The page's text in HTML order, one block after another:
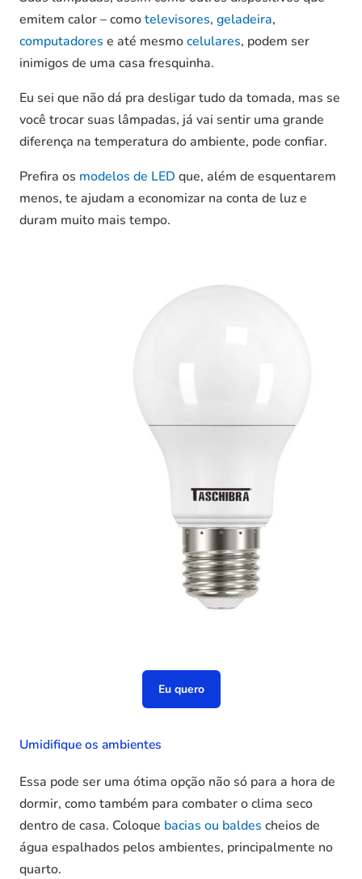
emitem calor – comotelevisores, geladeira,
computadores e até mesmocelulares, podem ser
inimigos de uma casa fresquinha.
Eu sei que não dá pra desligar tudo da tomada, mas se
você trocar suas lâmpadas, já vai sentir uma grande
diferença na temperatura do ambiente, pode confiar.
Prefira os modelos de LED que, além de esquentarem
menos, te ajudam a economizar na conta de luz e
duram muito mais tempo.
Eu quero
Umidifique os ambientes
Essa pode ser uma ótima opção não só para a hora de
dormir, como também para combater o clima seco
dentro de casa. Coloque bacias ou baldes cheios de
água espalhados pelos ambientes, principalmente no
quarto.